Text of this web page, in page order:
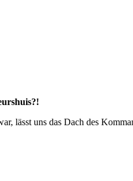
lässt uns das Dach des